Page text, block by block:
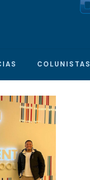
COLUNISTAS